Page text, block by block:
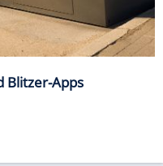
Blitzer-Apps